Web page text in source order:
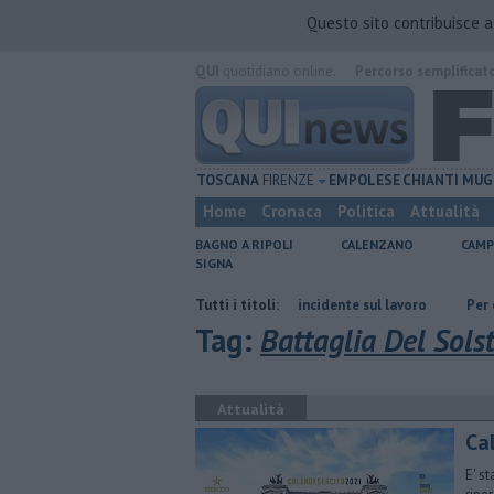
Questo sito contribuisce
TOSCANA FIRENZE EMPOLESECHIANTI
Home Cronaca Politica Attualità
BAGNO A RIPOLI CALENZANO
SIGNA
Tutti i titoli:
Muore a 61 anni in un incidente sul lavoro Per captare
Tag: Battaglia Del
Attualità
E'